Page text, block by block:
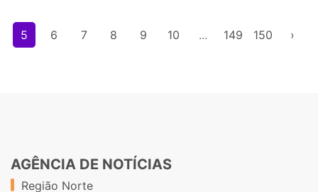
5 6 7 8 9 10 ... 149 150 ›
AGÊNCIA DE NOTÍCIAS
Região Norte